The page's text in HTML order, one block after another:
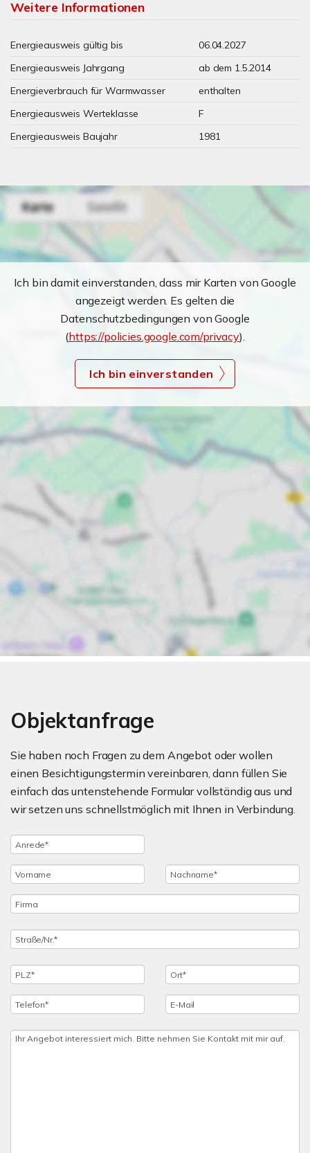
Weitere Informationen
Energieausweis gültig bis
06.04.2027
Energieausweis Jahrgang
ab dem 1.5.2014
Energieverbrauch für Warmwasser
enthalten
Energieausweis Werteklasse
F
Energieausweis Baujahr
1981
Ich bin damit einverstanden, dass mir Karten von Google
angezeigt werden. Es gelten die
Datenschutzbedingungen von Google
(https://policies.google.com/privacy).
Ich bin einverstanden
Objektanfrage
Sie haben noch Fragen zu dem Angebot oder wollen
einen Besichtigungstermin vereinbaren, dann füllen Sie
einfach das untenstehende Formular vollständig aus und
wir setzen uns schnellstmöglich mit Ihnen in Verbindung.